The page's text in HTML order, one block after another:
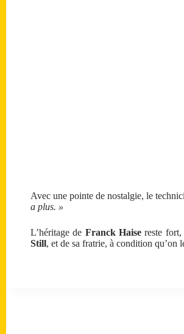
Avec une pointe de nostalgie, le
a plus. »
L’héritage de Franck Haise reste
Still, et de sa fratrie, à condition qu’on